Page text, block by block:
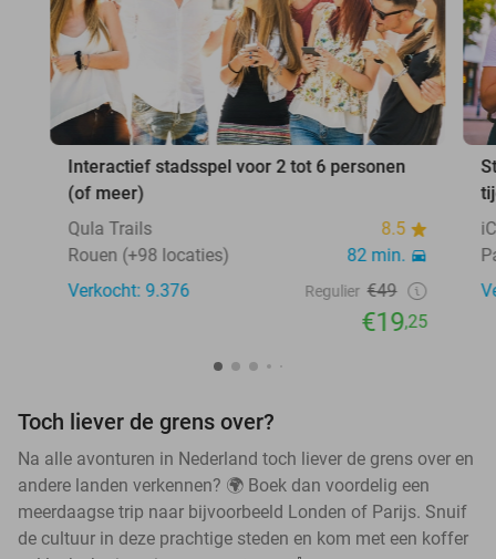
Interactief stadsspel voor 2 tot 6 personen
(of meer)
Qula Trails
8.5
Rouen (+98 locaties)
82 min.
Verkocht: 9.376
Regulier €49
€19,25
Toch liever de grens over?
Na alle avonturen in Nederland toch liever de grens over en
andere landen verkennen? 🌍 Boek dan voordelig een
meerdaagse trip naar bijvoorbeeld Londen of Parijs. Snuif
de cultuur in deze prachtige steden en kom met een koffer